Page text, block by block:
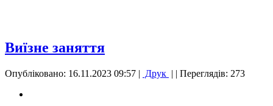
Виїзне заняття
Опубліковано: 16.11.2023 09:57 | Друк | | Переглядів: 273